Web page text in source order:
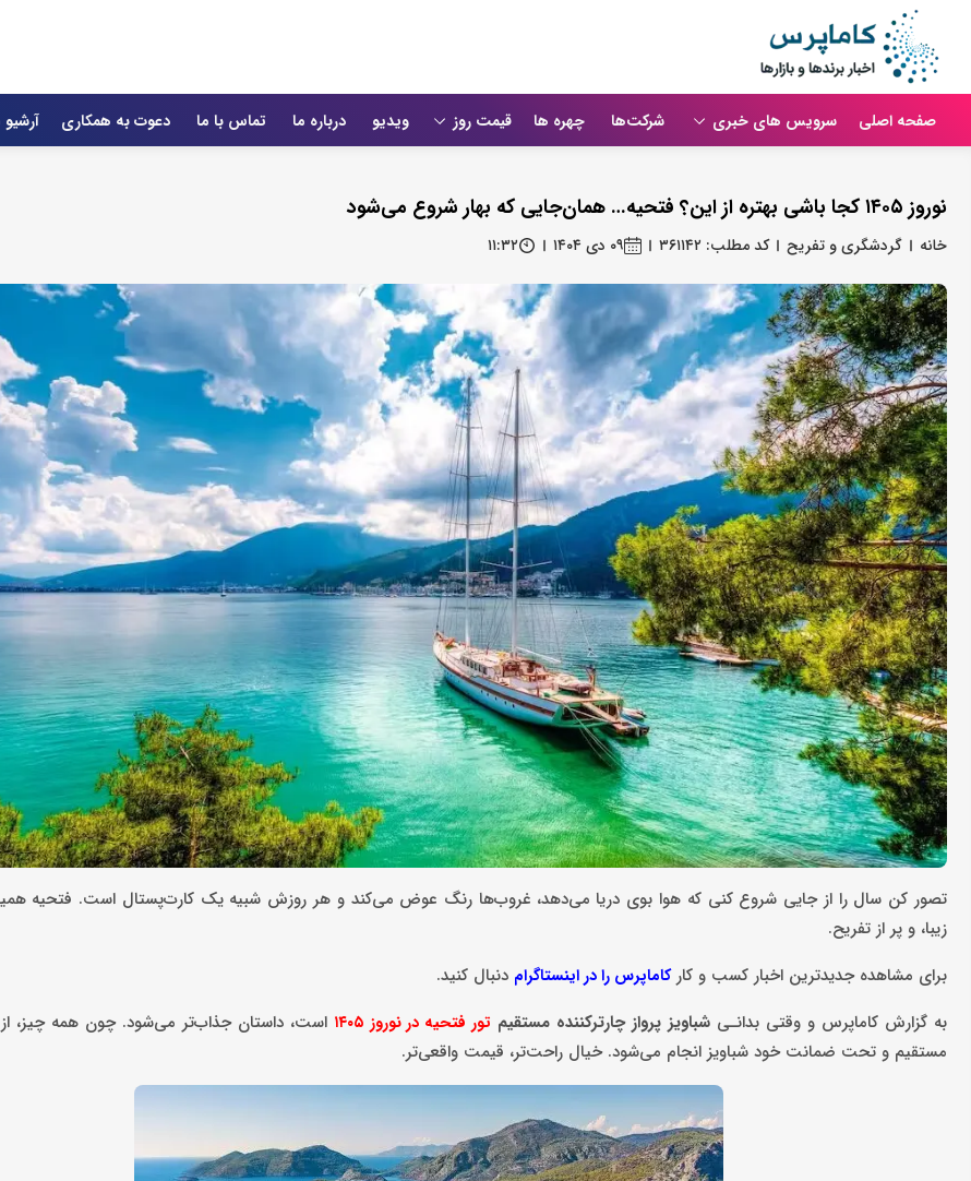
صفحه اصلی سرویس های خبری شرکت‌ها چهره ها قیمت روز ویدیو درباره ما تماس با ما دعوت به همکاری
نوروز ۱۴۰۵ کجا باشی بهتره از این؟ فتحیه… همان‌جایی که بهار شروع می‌شود
خانه گردشگری و تفریح کد مطلب: ۳۶۱۱۴۲ ۰۹ دی ۱۴۰۴ ۱۱:۳۲
تصور کن سال را از جایی شروع کنی که هوا بوی دریا می‌دهد، غروب‌ها رنگ عوض می‌کند و هر روزش شبیه یک کارت‌پستال است. فتحیه
زیبا، و پر از تفریح.
برای مشاهده جدیدترین اخبار کسب و کارکاماپرس را در اینستاگرام دنبال کنید.
به گزارش کاماپرس و وقتی بدانـی شباویز پرواز چارترکننده مستقیم تور فتحیه در نوروز ۱۴۰۵ است، داستان جذاب‌تر می‌شود. چون همه چیز، از
مستقیم و تحت ضمانت خود شباویز انجام می‌شود. خیال راحت‌تر، قیمت واقعی‌تر.